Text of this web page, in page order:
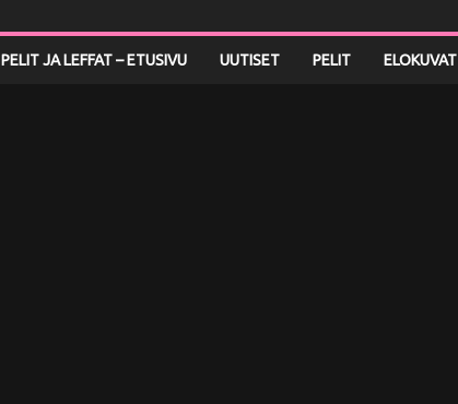
PELIT JA LEFFAT – ETUSIVU UUTISET PELIT ELOKUVAT